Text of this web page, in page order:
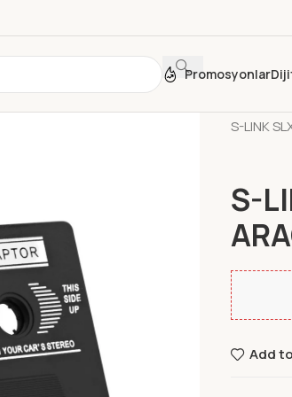
Promosyonlar
S-LINK
S-
Add